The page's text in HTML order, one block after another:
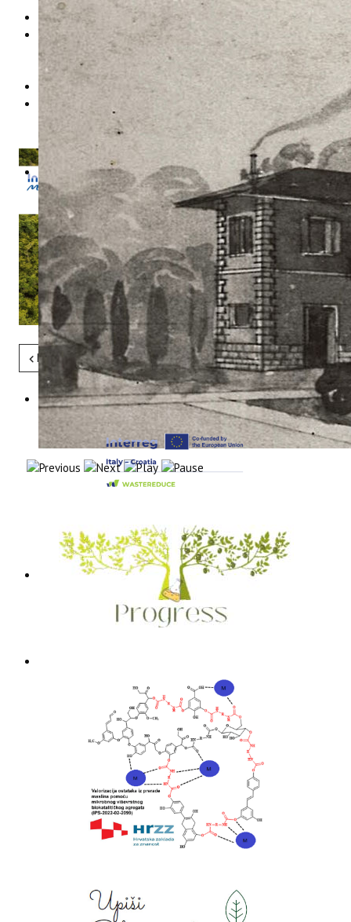
WINTER MED kampanja zagovaranja
WINTER MED je sudjelovao na 3. i posljednjoj
Community
Building radioniciu organizacijiZajednice održivog turizma
(Sustainable Tourism Community)
Završni događaj i kapitalizacija WINTER MED projekta
Promicanje WINTER MED-a u Hrvatskoj
Pret Sljedeće